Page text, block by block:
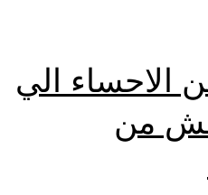
الي
من